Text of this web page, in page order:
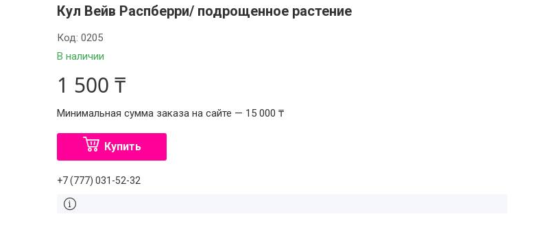
Кул Вейв Распберри/ подрощенное растение
В наличии
Код:0205
1 500 ₸
Минимальная сумма заказа на сайте — 15 000 ₸
Купить
+7 (777) 031-52-32